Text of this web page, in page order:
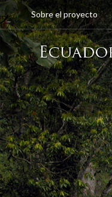
Sobre el proyecto